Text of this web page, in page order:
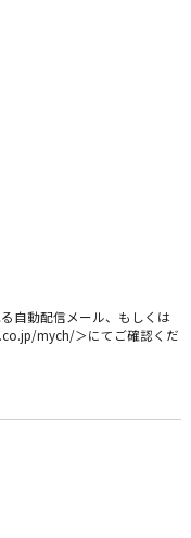
自動配信メール、もしくは
mych/＞にてご確認くだ